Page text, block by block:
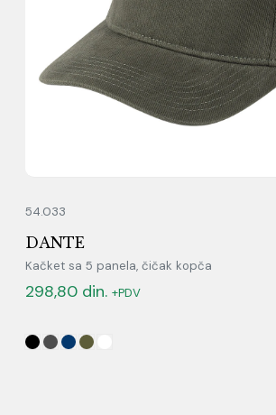
54.033
DANTE
Kačket sa 5 panela, čičak kopča
298,80 din. +PDV